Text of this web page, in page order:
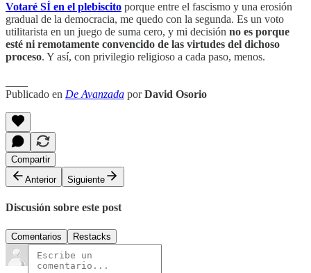
Votaré SÍ en el plebiscito porque entre el fascismo y una erosión
gradual de la democracia, me quedo con la segunda. Es un voto
utilitarista en un juego de suma cero, y mi decisión no es porque
esté ni remotamente convencido de las virtudes del dichoso
proceso. Y así, con privilegio religioso a cada paso, menos.
Publicado en De Avanzada porDavid Osorio
Compartir
Anterior
Siguiente
Discusión sobre este post
Comentarios Restacks